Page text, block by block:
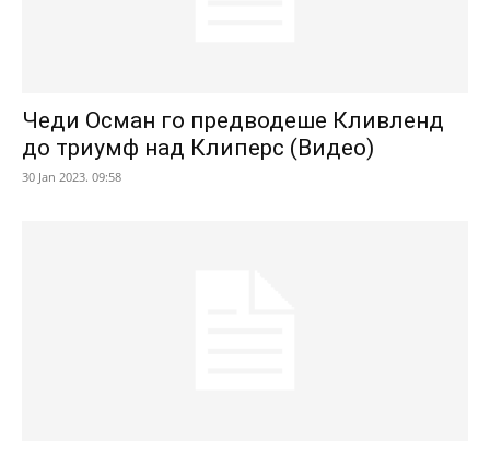
Чеди Осман го предводеше Кливленд
до триумф над Клиперс (Видео)
30 Jan 2023. 09:58